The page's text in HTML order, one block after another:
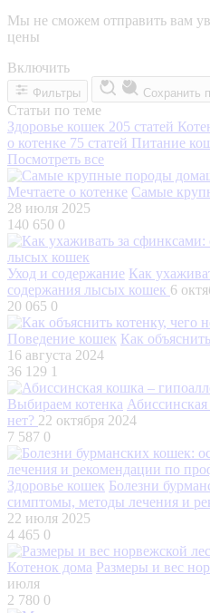
Мы не сможем отправить вам
цены
Включить
Фильтры Сохранить
Статьи по теме
Здоровье кошек 205 статей
о котенке 75 статей Питание
Посмотреть все
Мечтаете о котенке Самые
28 июля 2025
140 650 0
Уход и содержание Как
содержания лысых кошек 6
20 065 0
Поведение кошек Как
16 августа 2024
36 129 1
Выбираем котенка
нет? 22 октября 2024
7 587 0
Здоровье кошек Болезни
симптомы, методы лечения и
22 июля 2025
4 465 0
Котенок дома Размеры и вес
июля
2 780 0